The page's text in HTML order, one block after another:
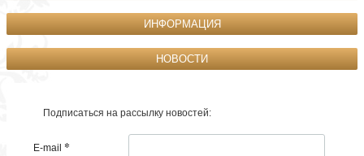
ИНФОРМАЦИЯ
НОВОСТИ
Подписаться на рассылку новостей:
E-mail *